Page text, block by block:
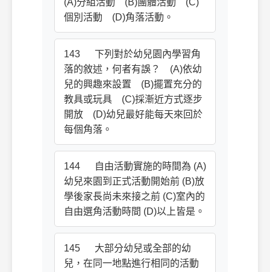
(A)分組活動 (B)團體活動 (C)
個別活動 (D)角落活動。
143 下列對於幼兒園內學習角
落的敘述，何者有誤？ (A)依幼
兒的興趣來設置 (B)擺置充分的
教具或玩具 (C)採漸近方式逐步
開放 (D)幼兒最好能每天來回於
每個角落。
144 自由活動實施的時間為 (A)
幼兒來園到正式活動開始前 (B)放
學後家長尚未來接之前 (C)室內的
自由選角活動時間 (D)以上皆是。
145 大部分幼兒或全部的幼
兒，在同一地點進行相同的活動